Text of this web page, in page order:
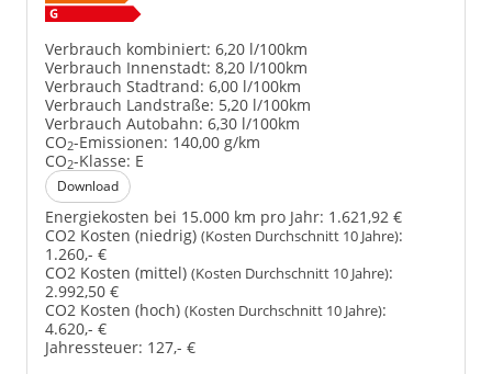
Verbrauch kombiniert: 6,20 l/100km
Verbrauch Innenstadt: 8,20 l/100km
Verbrauch Stadtrand: 6,00 l/100km
Verbrauch Landstraße: 5,20 l/100km
Verbrauch Autobahn: 6,30 l/100km
CO2-Emissionen: 140,00 g/km
CO2-Klasse: E
Download
Energiekosten bei 15.000 km pro Jahr: 1.621,92 €
CO2 Kosten (niedrig) (Kosten Durchschnitt 10 Jahre):
1.260,- €
CO2 Kosten (mittel) (Kosten Durchschnitt 10 Jahre):
2.992,50 €
CO2 Kosten (hoch) (Kosten Durchschnitt 10 Jahre):
4.620,- €
Jahressteuer: 127,- €